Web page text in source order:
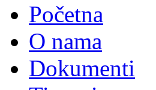
Početna
O nama
Dokumenti